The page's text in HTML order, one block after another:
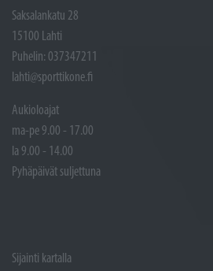
Saksalankatu 28
15100 Lahti
Puhelin: 037347211
lahti@sporttikone.fi
Aukioloajat
ma-pe 9.00 - 17.00
la 9.00 - 14.00
Pyhäpäivät suljettuna
Sijainti kartalla